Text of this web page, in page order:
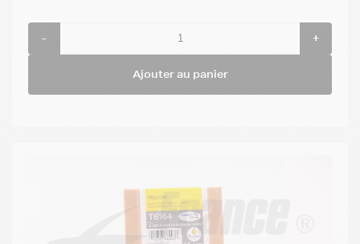
- +
Ajouter au panier